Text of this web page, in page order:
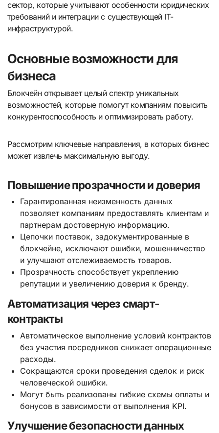
сектор, которые учитывают особенности юридических
требований и интеграции с существующей IT-
инфраструктурой.
Основные возможности для
бизнеса
Блокчейн открывает целый спектр уникальных
возможностей, которые помогут компаниям повысить
конкурентоспособность и оптимизировать работу.
Рассмотрим ключевые направления, в которых бизнес
может извлечь максимальную выгоду.
Повышение прозрачности и доверия
Гарантированная неизменность данных
позволяет компаниям предоставлять клиентам и
партнерам достоверную информацию.
Цепочки поставок, задокументированные в
блокчейне, исключают ошибки, мошенничество
и улучшают отслеживаемость товаров.
Прозрачность способствует укреплению
репутации и увеличению доверия к бренду.
Автоматизация через смарт-
контракты
Автоматическое выполнение условий контрактов
без участия посредников снижает операционные
расходы.
Сокращаются сроки проведения сделок и риск
человеческой ошибки.
Могут быть реализованы гибкие схемы оплаты и
бонусов в зависимости от выполнения KPI.
Улучшение безопасности данных